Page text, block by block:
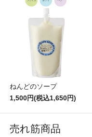
ねんどのソープ
1,500円(税込1,650円)
売れ筋商品